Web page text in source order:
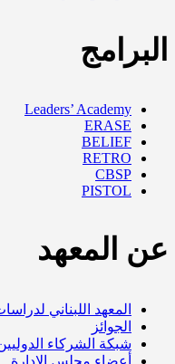
البرامج
Leaders’ Academy
ERASE
BELIEF
RETRO
CBSP
PISTOL
عن المعهد
المعهد اللبناني
الجوائز
شبكة الشركاء
أعضاء مجلس الإدارة